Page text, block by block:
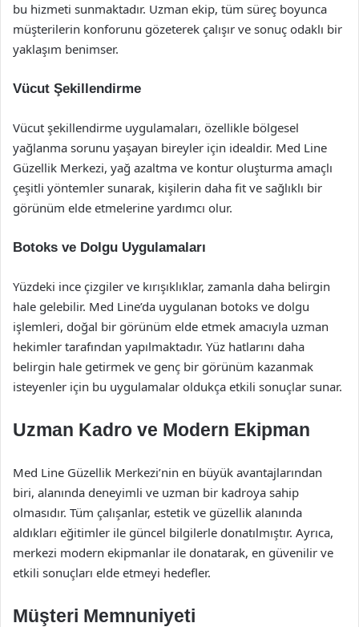
bu hizmeti sunmaktadır. Uzman ekip, tüm süreç boyunca
müşterilerin konforunu gözeterek çalışır ve sonuç odaklı bir
yaklaşım benimser.
Vücut Şekillendirme
Vücut şekillendirme uygulamaları, özellikle bölgesel
yağlanma sorunu yaşayan bireyler için idealdir. Med Line
Güzellik Merkezi, yağ azaltma ve kontur oluşturma amaçlı
çeşitli yöntemler sunarak, kişilerin daha fit ve sağlıklı bir
görünüm elde etmelerine yardımcı olur.
Botoks ve Dolgu Uygulamaları
Yüzdeki ince çizgiler ve kırışıklıklar, zamanla daha belirgin
hale gelebilir. Med Line’da uygulanan botoks ve dolgu
işlemleri, doğal bir görünüm elde etmek amacıyla uzman
hekimler tarafından yapılmaktadır. Yüz hatlarını daha
belirgin hale getirmek ve genç bir görünüm kazanmak
isteyenler için bu uygulamalar oldukça etkili sonuçlar sunar.
Uzman Kadro ve Modern Ekipman
Med Line Güzellik Merkezi’nin en büyük avantajlarından
biri, alanında deneyimli ve uzman bir kadroya sahip
olmasıdır. Tüm çalışanlar, estetik ve güzellik alanında
aldıkları eğitimler ile güncel bilgilerle donatılmıştır. Ayrıca,
merkezi modern ekipmanlar ile donatarak, en güvenilir ve
etkili sonuçları elde etmeyi hedefler.
Müşteri Memnuniyeti